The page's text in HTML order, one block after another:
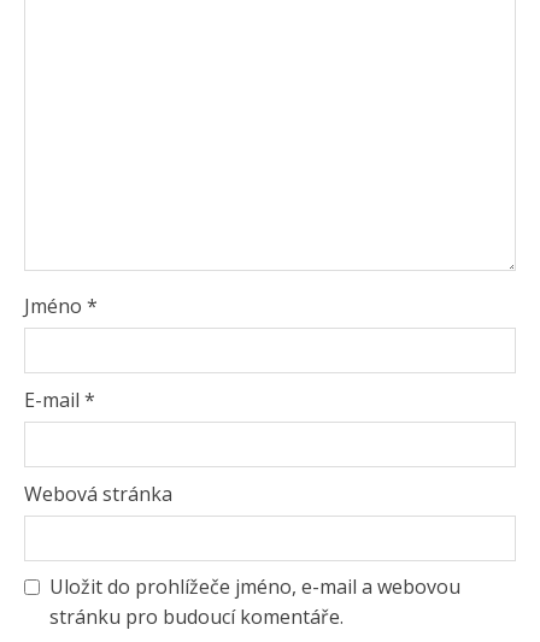
Jméno *
E-mail *
Webová stránka
Uložit do prohlížeče jméno, e-mail a webovou
stránku pro budoucí komentáře.